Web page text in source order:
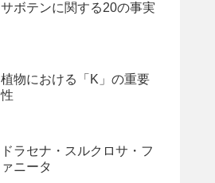
サボテンに関する20の事実
植物における「K」の重要
性
ドラセナ・スルクロサ・フ
ァニータ